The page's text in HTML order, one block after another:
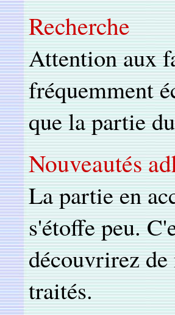
Recherche
Attention aux
fréquemment
que la partie
Nouveautés
La partie en
s'étoffe peu.
découvrirez
traités.